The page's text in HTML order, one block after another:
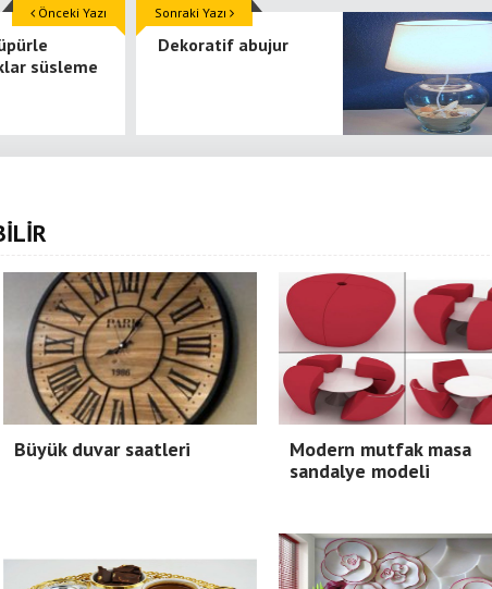
süsleme
Önceki Yazı
Dekoratif abujur
Sonraki Yazı
Büyük duvar saatleri
Modern mutfak masa
sandalye modeli